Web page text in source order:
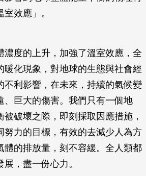
效應」。
濃度的上升，加強了溫室效應，全
暖化現象，對地球的生態與社會經
不利影響，在未來，持續的氣候變
、巨大的傷害。我們只有一個地
破壞之際，即刻採取因應措施，
努力的目標，有效的去減少人為方
體的排放量，刻不容緩。全人類都
，盡一份心力。